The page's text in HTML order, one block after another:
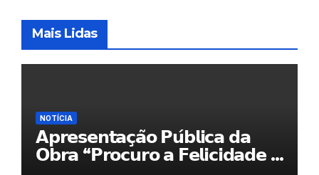
Mais Lidas
NOTÍCIA
𝗔𝗽𝗿𝗲𝘀𝗲𝗻𝘁𝗮𝗰̧𝗮̃𝗼 𝗣𝘂́𝗯𝗹𝗶𝗰𝗮 𝗱𝗮
𝗢𝗯𝗿𝗮 “𝗣𝗿𝗼𝗰𝘂𝗿𝗼 𝗮 𝗙𝗲𝗹𝗶𝗰𝗶𝗱𝗮𝗱𝗲 𝗲